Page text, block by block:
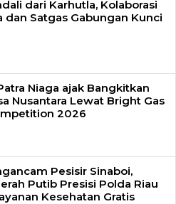
dari Karhutla, Kolaborasi
dan Satgas Gabungan Kunci
Niaga ajak Bangkitkan
Nusantara Lewat Bright Gas
2026
Pesisir Sinaboi,
Putib Presisi Polda Riau
Kesehatan Gratis